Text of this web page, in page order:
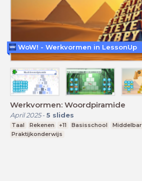
Werkvormen: Woordpiramide
April 2025- 5 slides
Taal Rekenen +11 Basisschool
Praktijkonderwijs
WoW! - Werkvormen in LessonUp